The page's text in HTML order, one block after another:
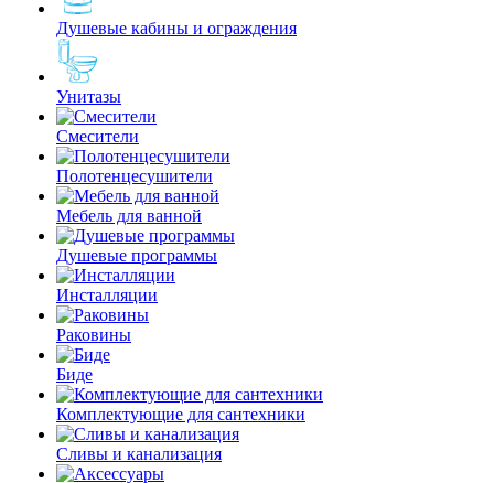
Душевые кабины и ограждения
Унитазы
Смесители
Полотенцесушители
Мебель для ванной
Душевые программы
Инсталляции
Раковины
Биде
Комплектующие для сантехники
Сливы и канализация